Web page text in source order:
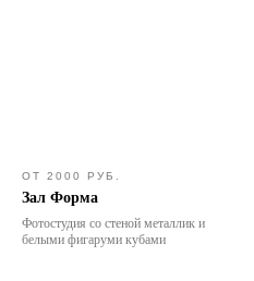
ОТ 2000 РУБ.
Зал Форма
Фотостудия со стеной металлик и
белыми фигаруми кубами